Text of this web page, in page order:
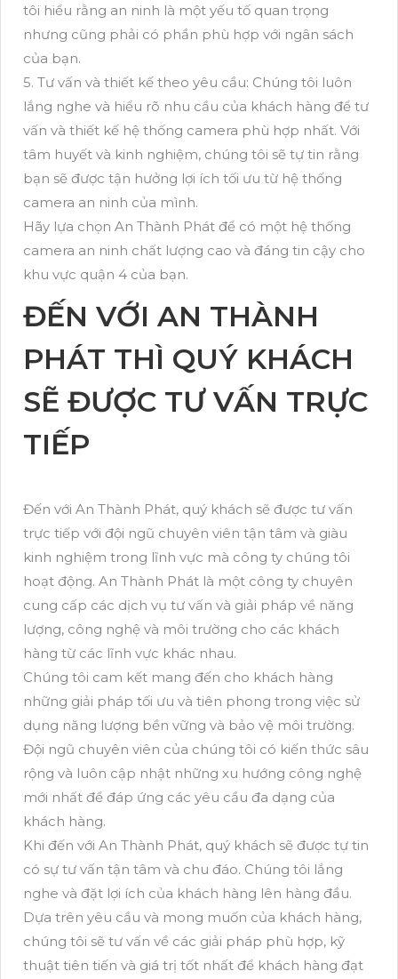
tôi hiểu rằng an ninh là một yếu tố quan trọng
nhưng cũng phải có phần phù hợp với ngân sách
của bạn.
5. Tư vấn và thiết kế theo yêu cầu: Chúng tôi luôn
lắng nghe và hiểu rõ nhu cầu của khách hàng để tư
vấn và thiết kế hệ thống camera phù hợp nhất. Với
tâm huyết và kinh nghiệm, chúng tôi sẽ tự tin rằng
bạn sẽ được tận hưởng lợi ích tối ưu từ hệ thống
camera an ninh của mình.
Hãy lựa chọn An Thành Phát để có một hệ thống
camera an ninh chất lượng cao và đáng tin cậy cho
khu vực quận 4 của bạn.
ĐẾN VỚI AN THÀNH
PHÁT THÌ QUÝ KHÁCH
SẼ ĐƯỢC TƯ VẤN TRỰC
TIẾP
Đến với An Thành Phát, quý khách sẽ được tư vấn
trực tiếp với đội ngũ chuyên viên tận tâm và giàu
kinh nghiệm trong lĩnh vực mà công ty chúng tôi
hoạt động. An Thành Phát là một công ty chuyên
cung cấp các dịch vụ tư vấn và giải pháp về năng
lượng, công nghệ và môi trường cho các khách
hàng từ các lĩnh vực khác nhau.
Chúng tôi cam kết mang đến cho khách hàng
những giải pháp tối ưu và tiên phong trong việc sử
dụng năng lượng bền vững và bảo vệ môi trường.
Đội ngũ chuyên viên của chúng tôi có kiến thức sâu
rộng và luôn cập nhật những xu hướng công nghệ
mới nhất để đáp ứng các yêu cầu đa dạng của
khách hàng.
Khi đến với An Thành Phát, quý khách sẽ được tự tin
có sự tư vấn tận tâm và chu đáo. Chúng tôi lắng
nghe và đặt lợi ích của khách hàng lên hàng đầu.
Dựa trên yêu cầu và mong muốn của khách hàng,
chúng tôi sẽ tư vấn về các giải pháp phù hợp, kỹ
thuật tiên tiến và giá trị tốt nhất để khách hàng đạt